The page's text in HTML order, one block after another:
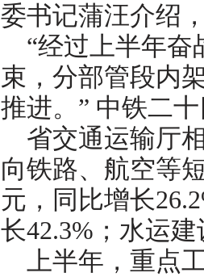
委书记蒲汪介绍
“经过上半年
束，分部管段内
推进。” 中铁二
省交通运输厅
向铁路、航空等
元，同比增长
长42.3%；水运
上半年，重点